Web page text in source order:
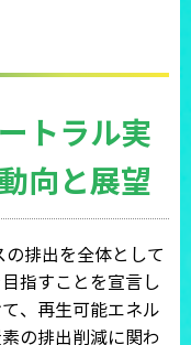
トラル実
向と展望
排出を全体として
指すことを宣言し
、再生可能エネル
の排出削減に関わ